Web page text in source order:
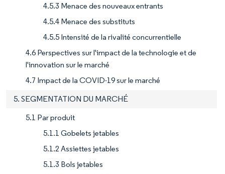
4.5.3 Menace des nouveaux entrants
4.5.4 Menace des substituts
4.5.5 Intensité de la rivalité concurrentielle
4.6 Perspectives sur l'impact de la technologie et de
l'innovation sur le marché
4.7 Impact de la COVID-19 sur le marché
5. SEGMENTATION DU MARCHÉ
5.1 Par produit
5.1.1 Gobelets jetables
5.1.2 Assiettes jetables
5.1.3 Bols jetables